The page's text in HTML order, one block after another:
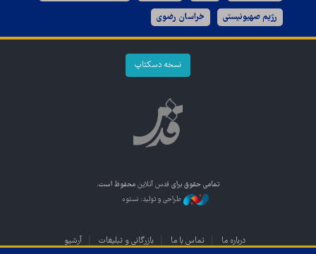
رژیم صهیونیستی خراسان رضوی
نسخه دسکتاپ
تمامی حقوق برای قدس آنلاین محفوظ است.
طراحی و تولید: نستوه
درباره ما تماس با ما بازرگانی و تبلیغات آرشیو